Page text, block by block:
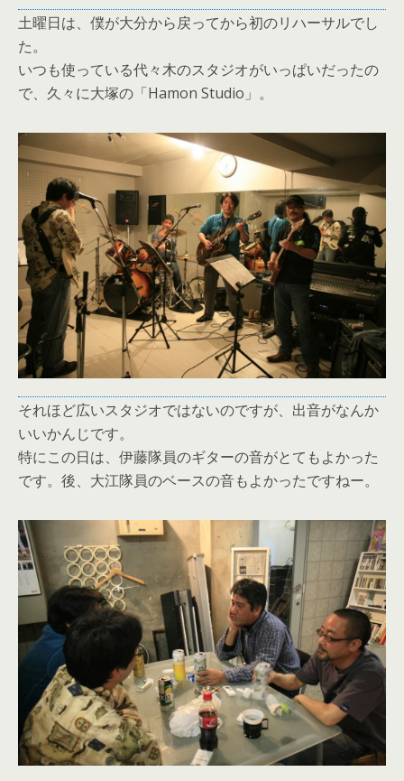
土曜日は、僕が大分から戻ってから初のリハーサルでし
た。
いつも使っている代々木のスタジオがいっぱいだったの
で、久々に大塚の「Hamon Studio」。
それほど広いスタジオではないのですが、出音がなんか
いいかんじです。
特にこの日は、伊藤隊員のギターの音がとてもよかった
です。後、大江隊員のベースの音もよかったですねー。